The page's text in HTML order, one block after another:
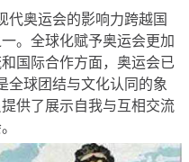
代奥运会的影响力跨越国
。全球化赋予奥运会更加
国际合作方面，奥运会已
全球团结与文化认同的象
供了展示自我与互相交流